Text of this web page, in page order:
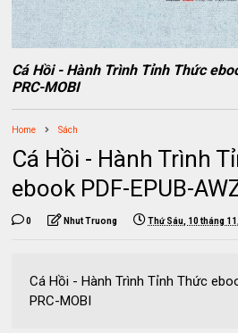
Cá Hồi - Hành Trình Tỉnh Thức
PRC-MOBI
Home Sách
Cá Hồi - Hành Trình
ebook PDF-EPUB-
0 Nhut Truong Thứ Sáu, 10 tháng
Cá Hồi - Hành Trình Tỉnh Thức
PRC-MOBI